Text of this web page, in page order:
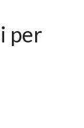
per